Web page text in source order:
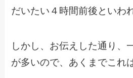
だいたい４時間前後といわ
しかし、お伝えした通り、
が多いので、あくまでこれ